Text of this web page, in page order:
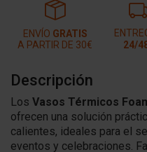
ENVÍO GRATIS
A PARTIR DE 30€
24/
Descripción
Los Vasos Térmicos
ofrecen una solución
calientes, ideales para el
eventos y celebraciones.